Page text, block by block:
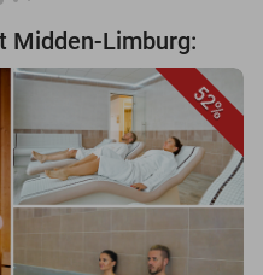
Midden-Limburg:
52%